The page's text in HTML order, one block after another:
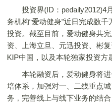
投资界(ID：pedaily2012)4
务机构“爱动健身”近日完成数
投资。截至目前，爱动健身共
资、上海立旦、元迅投资、彬
KIP中国，以及本轮独家投资方
本轮融资后，爱动健身将进
培体系，加强对一、二线重点
务，完善线上与线下业务的结合